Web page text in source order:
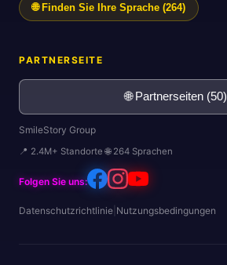
🌐 Finden Sie Ihre Sprache (264)
PARTNERSEITE
🌐 Partnerseiten (50)
SmileStory Group
📍 2.4M+ Standorte 🌐 264 Sprachen
Folgen Sie uns:
Datenschutzrichtlinie Nutzungsbedingungen